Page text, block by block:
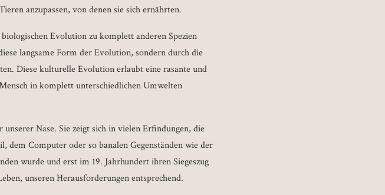
anzupassen, von denen sie sich ernährten.
Evolution zu komplett anderen Spezien
langsame Form der Evolution, sondern durch die
Diese kulturelle Evolution erlaubt eine rasante und
in komplett unterschiedlichen Umwelten
Nase. Sie zeigt sich in vielen Erfindungen, die
Computer oder so banalen Gegenständen wie der
wurde und erst im 19. Jahrhundert ihren Siegeszug
unseren Herausforderungen entsprechend.